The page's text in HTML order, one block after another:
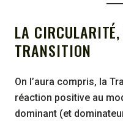
LA
TRANSITION
On l’aura compris, la
réaction positive au
dominant (et